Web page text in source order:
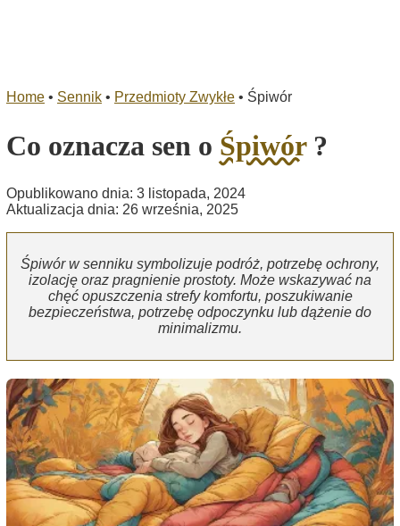
Home • Sennik • Przedmioty Zwykłe • Śpiwór
Co oznacza sen o Śpiwór?
Opublikowano dnia: 3 listopada, 2024
Aktualizacja dnia: 26 września, 2025
Śpiwór w senniku symbolizuje podróż, potrzebę ochrony,
izolację oraz pragnienie prostoty. Może wskazywać na
chęć opuszczenia strefy komfortu, poszukiwanie
bezpieczeństwa, potrzebę odpoczynku lub dążenie do
minimalizmu.